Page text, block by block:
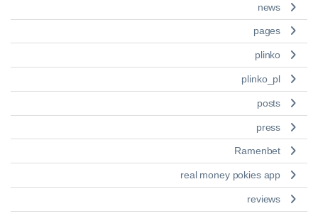
news
pages
plinko
plinko_pl
posts
press
Ramenbet
real money pokies app
reviews